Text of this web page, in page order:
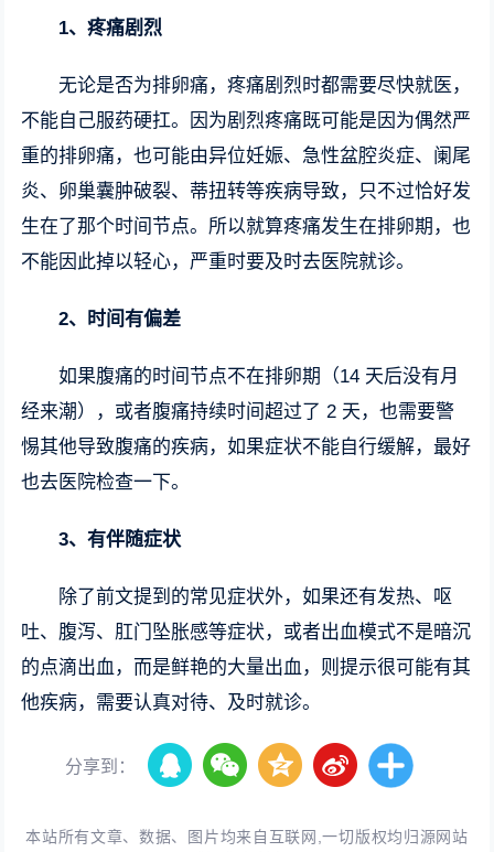
1、疼痛剧烈
无论是否为排卵痛，疼痛剧烈时都需要尽快就医，
不能自己服药硬扛。因为剧烈疼痛既可能是因为偶然严
重的排卵痛，也可能由异位妊娠、急性盆腔炎症、阑尾
炎、卵巢囊肿破裂、蒂扭转等疾病导致，只不过恰好发
生在了那个时间节点。所以就算疼痛发生在排卵期，也
不能因此掉以轻心，严重时要及时去医院就诊。
2、时间有偏差
如果腹痛的时间节点不在排卵期（14 天后没有月
经来潮），或者腹痛持续时间超过了 2 天，也需要警
惕其他导致腹痛的疾病，如果症状不能自行缓解，最好
也去医院检查一下。
3、有伴随症状
除了前文提到的常见症状外，如果还有发热、呕
吐、腹泻、肛门坠胀感等症状，或者出血模式不是暗沉
的点滴出血，而是鲜艳的大量出血，则提示很可能有其
他疾病，需要认真对待、及时就诊。
分享到：
本站所有文章、数据、图片均来自互联网,一切版权均归源网站